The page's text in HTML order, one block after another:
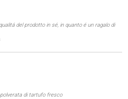
del prodotto in sé, in quanto é un ragalo di
di tartufo fresco